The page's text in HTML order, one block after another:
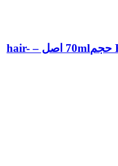
سرم مو فینو FINO HAIR OIL حجم70ml اصل – hair-